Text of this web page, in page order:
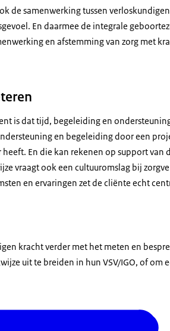
de samenwerking tussen
En daarmee de integrale
en afstemming van zorg met
is dat tijd, begeleiding en
en begeleiding door een
En die kan rekenen op support
vraagt ook een cultuuromslag bij
en ervaringen zet de cliënte echt
kracht verder met het meten en
uit te breiden in hun VSV/IGO, of om